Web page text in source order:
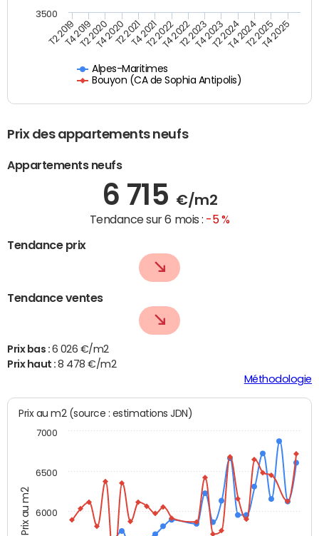
Alpes-Maritimes
Bouyon (CA de Sophia Antipolis)
T2 2019T4 2019T2 2020T4 2020T2 2021T4 2021T2 2022T4 2022T2 2023T4 2023T2 2024T4 2024T2 2025T4 2025
3500
Prix des appartements neufs
Appartements neufs
6 715 €/m2
Tendance sur 6 mois : -5 %
Tendance prix
Tendance ventes
Prix bas : 6 026 €/m2
Prix haut :8 478 €/m2
Méthodologie
Prix au m2
Prix au m2 (source : estimations JDN)
6000
6500
7000